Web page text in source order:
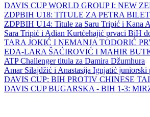
DAVIS CUP WORLD GROUP I: NEW
ZDPBIH U18: TITULE ZA PETRA
ZDPBIH U14: Titule za Saru Tripić i Kana
Sara Tripić i Adian Kurtćehajić prvaci BiH
TARA JOKIĆ I NEMANJA TODORIĆ
EDA-LARA ŠAĆIROVIĆ I MAHIR
ATP Challenger titula za Damira Džumhura
Amar Silajdžić i Anastasija Ignjatić
DAVIS CUP: BIH PROTIV CHINESE
DAVIS CUP BUGARSKA - BIH 1-3: